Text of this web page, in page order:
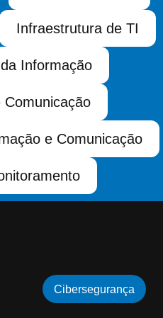
Infraestrutura de TI
Informação
Comunicação
e Comunicação
Cibersegurança